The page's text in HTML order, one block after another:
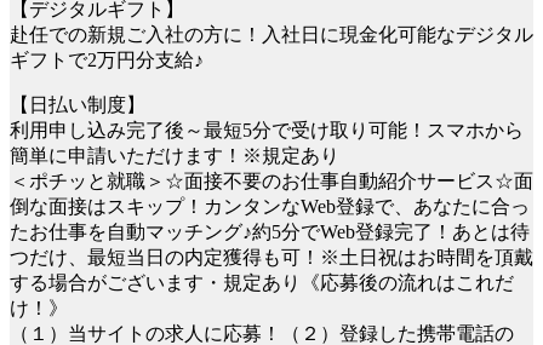
【デジタルギフト】
赴任での新規ご入社の方に！入社日に現金化可能なデジタル
ギフトで2万円分支給♪
【日払い制度】
利用申し込み完了後～最短5分で受け取り可能！スマホから
簡単に申請いただけます！※規定あり
＜ポチッと就職＞☆面接不要のお仕事自動紹介サービス☆面
倒な面接はスキップ！カンタンなWeb登録で、あなたに合っ
たお仕事を自動マッチング♪約5分でWeb登録完了！あとは待
つだけ、最短当日の内定獲得も可！※土日祝はお時間を頂戴
する場合がございます・規定あり《応募後の流れはこれだ
け！》
（１）当サイトの求人に応募！（２）登録した携帯電話の